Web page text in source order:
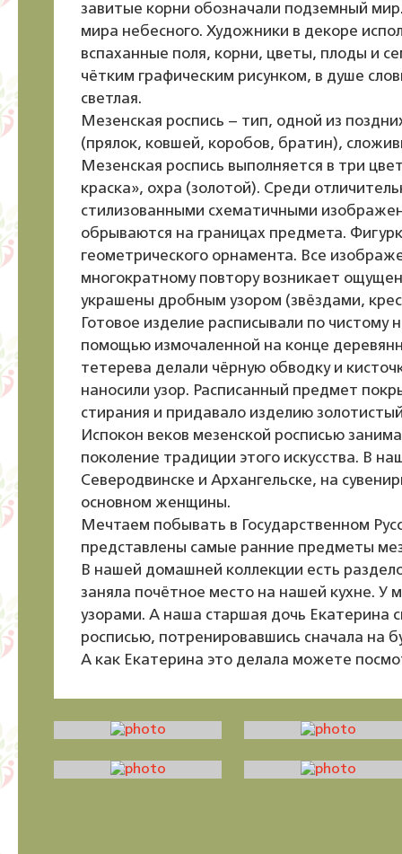
завитые корни обозначали подземный
мира небесного. Художники в декоре
вспаханные поля, корни, цветы, плоды и
чётким графическим рисунком, в душе
светлая.
Мезенская роспись – тип, одной из
(прялок, ковшей, коробов, братин),
Мезенская роспись выполняется в три
краска», охра (золотой). Среди
стилизованными схематичными
обрываются на границах предмета.
геометрического орнамента. Все
многократному повтору возникает
украшены дробным узором (звёздами,
Готовое изделие расписывали по чистому
помощью измочаленной на конце
тетерева делали чёрную обводку и
наносили узор. Расписанный предмет
стирания и придавало изделию
Испокон веков мезенской росписью
поколение традиции этого искусства. В
Северодвинске и Архангельске, на
основном женщины.
Мечтаем побывать в Государственном
представлены самые ранние предметы
В нашей домашней коллекции есть
заняла почётное место на нашей кухне. У
узорами. А наша старшая дочь Екатерина
росписью, потренировавшись сначала на
А как Екатерина это делала можете